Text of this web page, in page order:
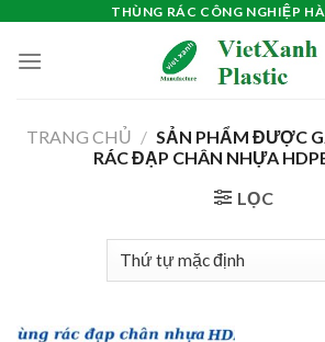
content
THÙNG RÁC CÔNG NGHIỆP
TRANG CHỦ / SẢN PHẨM ĐƯỢC
RÁC ĐẠP CHÂN NHỰA
LỌC